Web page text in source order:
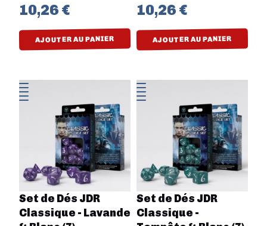
10,26 €
AJOUTER AU PANIER
10,26 €
AJOUTER AU PANIER
Set de Dés JDR
Classique - Lavande
Set de Dés JDR
Classique -